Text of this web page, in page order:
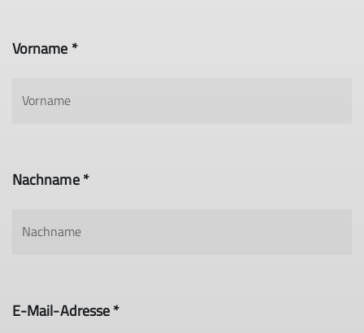
Vorname *
Nachname *
E-Mail-Adresse *